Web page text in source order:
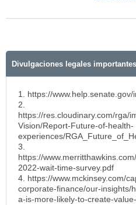
Divulgaciones legales
1. https://
2.
https://res.cloudinary.com/rga/
Vision/Report-Future-of-health-
experiences/
3.
https://
2022-wait-time-survey.pdf
4. https://www.mckinsey.com/
corporate-finance/our-insights/
a-is-more-likely-to-create-